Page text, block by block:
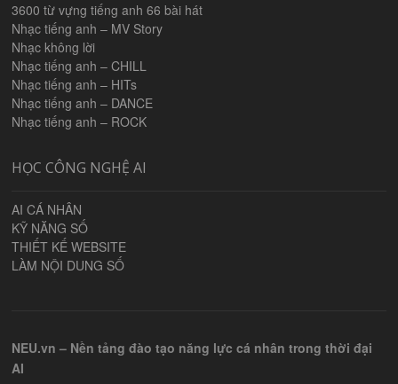
3600 từ vựng tiếng anh 66 bài hát
Nhạc tiếng anh – MV Story
Nhạc không lời
Nhạc tiếng anh – CHILL
Nhạc tiếng anh – HITs
Nhạc tiếng anh – DANCE
Nhạc tiếng anh – ROCK
HỌC CÔNG NGHỆ AI
AI CÁ NHÂN
KỸ NĂNG SỐ
THIẾT KẾ WEBSITE
LÀM NỘI DUNG SỐ
NEU.vn – Nền tảng đào tạo năng lực cá nhân trong thời đại
AI